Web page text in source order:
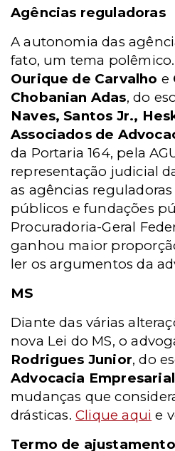
Agências reguladoras
A autonomia das
fato, um tema
Ourique de Carvalho e
Chobanian Adas, do
Naves, Santos Jr.,
Associados de
da Portaria 164, pela
representação judicial
as agências reguladoras
públicos e fundações
Procuradoria-Geral
ganhou maior
ler os argumentos da
MS
Diante das várias
nova Lei do MS, o
Rodrigues Junior, do
Advocacia Empresarial
mudanças que
drásticas.Clique aqui e
Termo de ajustamento